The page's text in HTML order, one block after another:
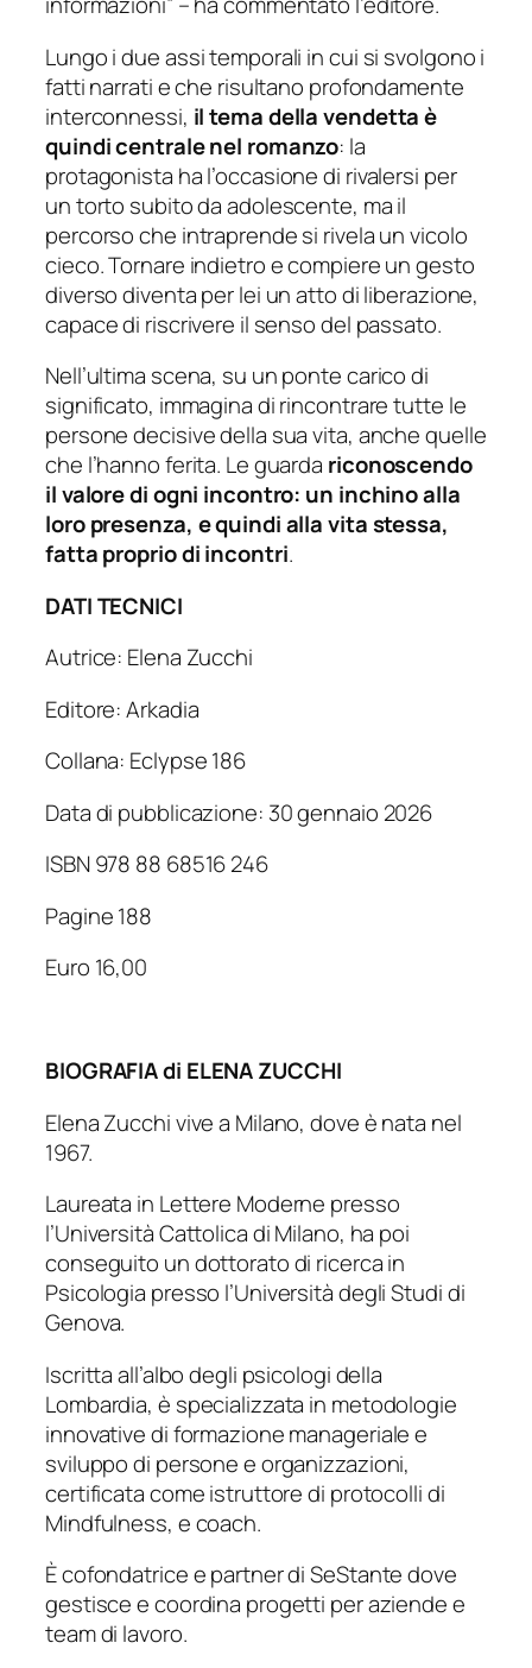
Lungo i due assi temporali in cui si svolgono i
fatti narrati e che risultano profondamente
interconnessi, il tema della vendetta è
quindi centrale nel romanzo: la
protagonista ha l’occasione di rivalersi per
un torto subito da adolescente, ma il
percorso che intraprende si rivela un vicolo
cieco. Tornare indietro e compiere un gesto
diverso diventa per lei un atto di liberazione,
capace di riscrivere il senso del passato.
Nell’ultima scena, su un ponte carico di
significato, immagina di rincontrare tutte le
persone decisive della sua vita, anche quelle
che l’hanno ferita. Le guarda riconoscendo
il valore di ogni incontro: un inchino alla
loro presenza, e quindi alla vita stessa,
fatta proprio di incontri.
DATI TECNICI
Autrice: Elena Zucchi
Editore: Arkadia
Collana: Eclypse 186
Data di pubblicazione: 30 gennaio 2026
ISBN 978 88 68516 246
Pagine 188
Euro 16,00
BIOGRAFIA di ELENA ZUCCHI
Elena Zucchi vive a Milano, dove è nata nel
1967.
Laureata in Lettere Moderne presso
l’Università Cattolica di Milano, ha poi
conseguito un dottorato di ricerca in
Psicologia presso l’Università degli Studi di
Genova.
Iscritta all’albo degli psicologi della
Lombardia, è specializzata in metodologie
innovative di formazione manageriale e
sviluppo di persone e organizzazioni,
certificata come istruttore di protocolli di
Mindfulness, e coach.
È cofondatrice e partner di SeStante dove
gestisce e coordina progetti per aziende e
team di lavoro.